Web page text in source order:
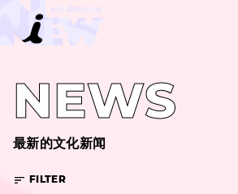
NEWS
最新的文化新闻
FILTER